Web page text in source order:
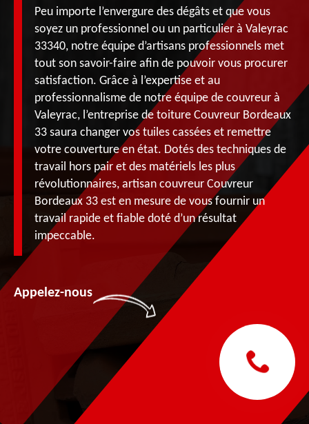
Peu importe l’envergure des dégâts et que vous
soyez un professionnel ou un particulier à Valeyrac
33340, notre équipe d’artisans professionnels met
tout son savoir-faire afin de pouvoir vous procurer
satisfaction. Grâce à l’expertise et au
professionnalisme de notre équipe de couvreur à
Valeyrac, l’entreprise de toiture Couvreur Bordeaux
33 saura changer vos tuiles cassées et remettre
votre couverture en état. Dotés des techniques de
travail hors pair et des matériels les plus
révolutionnaires, artisan couvreur Couvreur
Bordeaux 33 est en mesure de vous fournir un
travail rapide et fiable doté d’un résultat
impeccable.
Appelez-nous